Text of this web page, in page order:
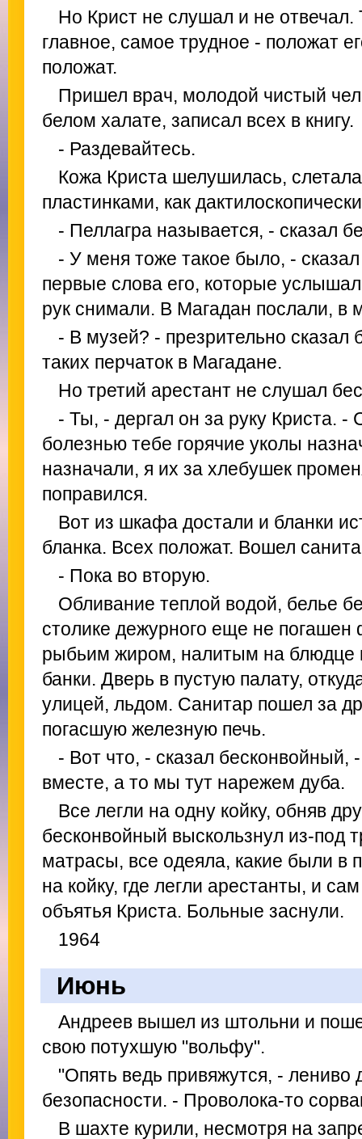
Но Крист не слушал и не отвечал.
главное, самое трудное - положат
положат.
Пришел врач, молодой чистый
белом халате, записал всех в книгу.
- Раздевайтесь.
Кожа Криста шелушилась,
пластинками, как
- Пеллагра называется, - сказал
- У меня тоже такое было, -
первые слова его, которые
рук снимали. В Магадан послали, в
- В музей? - презрительно
таких перчаток в Магадане.
Но третий арестант не слушал
- Ты, - дергал он за руку Криста.
болезнью тебе горячие уколы
назначали, я их за хлебушек
поправился.
Вот из шкафа достали и бланки
бланка. Всех положат. Вошел
- Пока во вторую.
Обливание теплой водой, белье
столике дежурного еще не погашен
рыбьим жиром, налитым на блюдце
банки. Дверь в пустую палату,
улицей, льдом. Санитар пошел за
погасшую железную печь.
- Вот что, - сказал бесконвойный,
вместе, а то мы тут нарежем дуба.
Все легли на одну койку, обняв
бесконвойный выскользнул из-под
матрасы, все одеяла, какие были в
на койку, где легли арестанты, и
объятья Криста. Больные заснули.
1964
Июнь
Андреев вышел из штольни и
свою потухшую "вольфу".
"Опять ведь привяжутся, - лениво
безопасности. - Проволока-то
В шахте курили, несмотря на